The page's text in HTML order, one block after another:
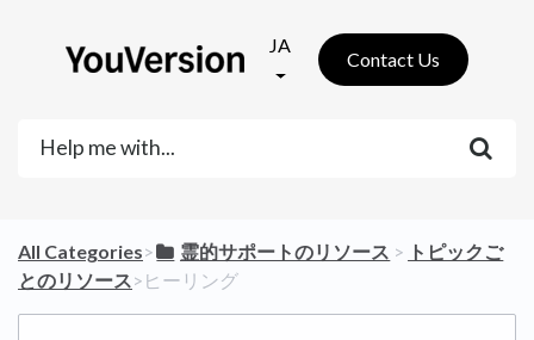
JA
Contact Us
All Categories​>​ ​霊的サポートのリソース ​ > ​ ​トピックご
とのリソース​>​ ヒーリング